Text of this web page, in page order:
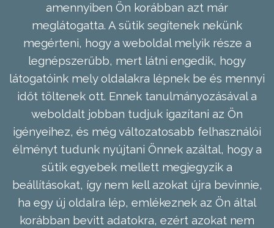
amennyiben Ön korábban azt már
meglátogatta. A sütik segítenek nekünk
megérteni, hogy a weboldal melyik része a
legnépszerűbb, mert látni engedik, hogy
látogatóink mely oldalakra lépnek be és mennyi
időt töltenek ott. Ennek tanulmányozásával a
weboldalt jobban tudjuk igazítani az Ön
igényeihez, és még változatosabb felhasználói
élményt tudunk nyújtani Önnek azáltal, hogy a
sütik egyebek mellett megjegyzik a
beállításokat, így nem kell azokat újra bevinnie,
ha egy új oldalra lép, emlékeznek az Ön által
korábban bevitt adatokra, ezért azokat nem